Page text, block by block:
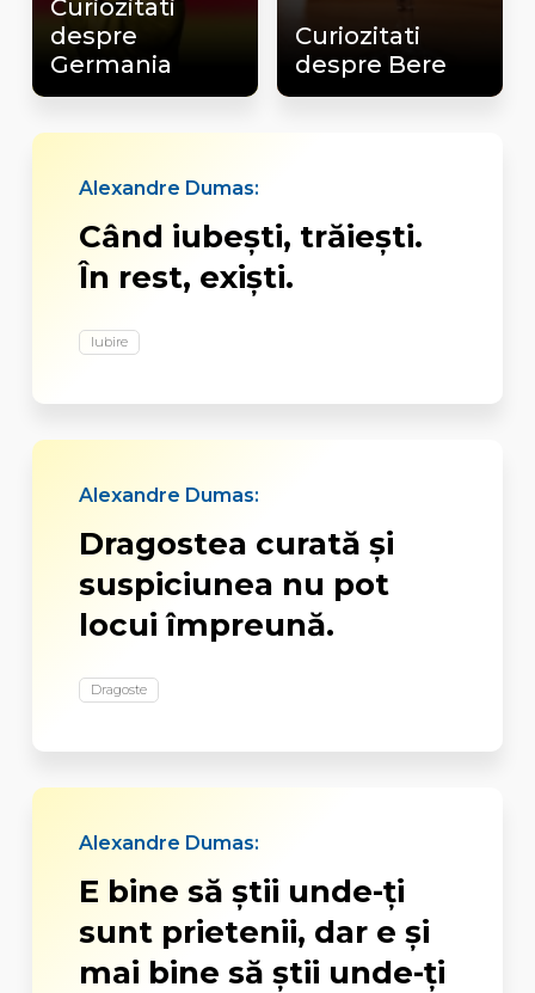
Curiozitati
despre
Germania
Curiozitati
despre Bere
Alexandre Dumas:
Când iubeşti, trăieşti.
În rest, exişti.
Iubire
Alexandre Dumas:
Dragostea curată și
suspiciunea nu pot
locui împreună.
Dragoste
Alexandre Dumas:
E bine să știi unde-ți
sunt prietenii, dar e și
mai bine să știi unde-ți